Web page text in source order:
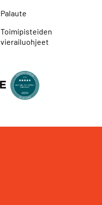
Palaute
Toimipisteiden
vierailuohjeet